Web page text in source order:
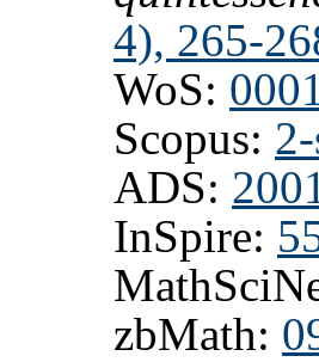
4), 265-
WoS:
Scopus:
ADS:
InSpire:
zbMath: